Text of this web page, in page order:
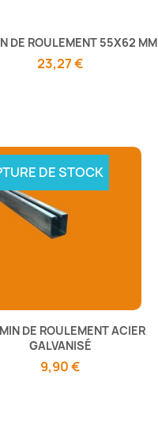
DE ROULEMENT 55X62 MM
23,27 €
DE ROULEMENT ACIER
GALVANISÉ
9,90 €
DE STOCK